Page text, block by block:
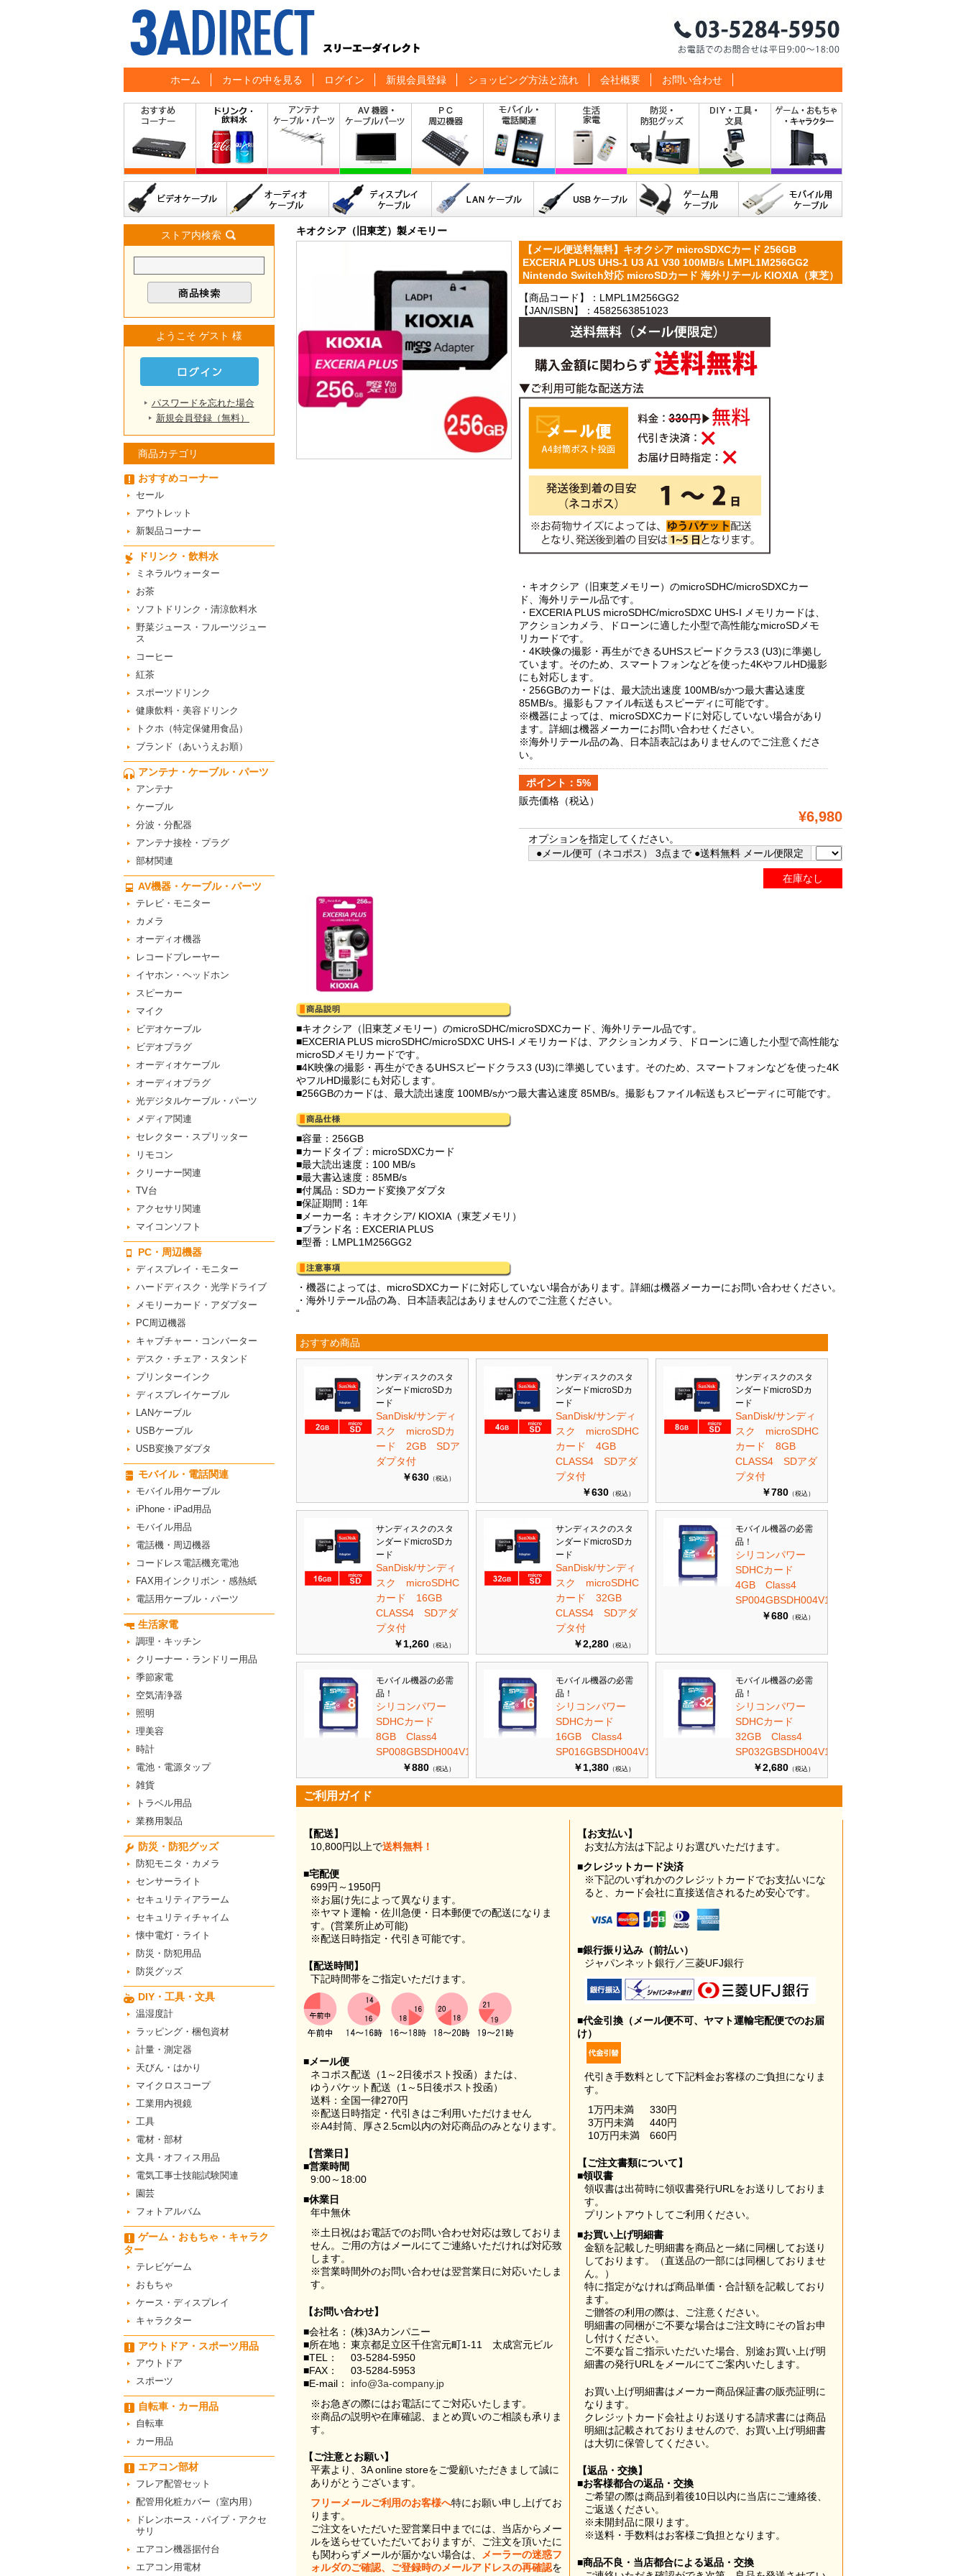
ホーム カートの中を見る ログイン 新規会員登録 ショッピング方法と流れ 会社概要 お問い合わせ
ストア内検索
ようこそ ゲスト 様
パスワードを忘れた場合
新規会員登録（無料）
商品カテゴリ
おすすめコーナー
セール
アウトレット
新製品コーナー
ドリンク・飲料水
ミネラルウォーター
お茶
ソフトドリンク・清涼飲料水
野菜ジュース・フルーツジュー
ス
コーヒー
紅茶
スポーツドリンク
健康飲料・美容ドリンク
トクホ（特定保健用食品）
ブランド（あいうえお順）
アンテナ・ケーブル・パーツ
アンテナ
ケーブル
分波・分配器
アンテナ接栓・プラグ
部材関連
AV機器・ケーブル・パーツ
テレビ・モニター
カメラ
オーディオ機器
レコードプレーヤー
イヤホン・ヘッドホン
スピーカー
マイク
ビデオケーブル
ビデオプラグ
オーディオケーブル
オーディオプラグ
光デジタルケーブル・パーツ
メディア関連
セレクター・スプリッター
リモコン
クリーナー関連
TV台
アクセサリ関連
マイコンソフト
PC・周辺機器
ディスプレイ・モニター
ハードディスク・光学ドライブ
メモリーカード・アダプター
PC周辺機器
キャプチャー・コンバーター
デスク・チェア・スタンド
プリンターインク
ディスプレイケーブル
LANケーブル
USBケーブル
USB変換アダプタ
モバイル・電話関連
モバイル用ケーブル
iPhone・iPad用品
モバイル用品
電話機・周辺機器
コードレス電話機充電池
FAX用インクリボン・感熱紙
電話用ケーブル・パーツ
生活家電
調理・キッチン
クリーナー・ランドリー用品
季節家電
空気清浄器
照明
理美容
時計
電池・電源タップ
雑貨
トラベル用品
業務用製品
防災・防犯グッズ
防犯モニタ・カメラ
センサーライト
セキュリティアラーム
セキュリティチャイム
懐中電灯・ライト
防災・防犯用品
防災グッズ
DIY・工具・文具
温湿度計
ラッピング・梱包資材
計量・測定器
天びん・はかり
マイクロスコープ
工業用内視鏡
工具
電材・部材
文具・オフィス用品
電気工事士技能試験関連
園芸
フォトアルバム
ゲーム・おもちゃ・キャラク
ター
テレビゲーム
おもちゃ
ケース・ディスプレイ
キャラクター
アウトドア・スポーツ用品
アウトドア
スポーツ
自転車・カー用品
自転車
カー用品
エアコン部材
フレア配管セット
配管用化粧カバー（室内用）
ドレンホース・パイプ・アクセ
サリ
エアコン機器据付台
エアコン用電材
キオクシア（旧東芝）製メモリー
【メール便送料無料】キオクシア microSDXCカード 256GB
EXCERIA PLUS UHS-1 U3 A1 V30 100MB/s LMPL1M256GG2
Nintendo Switch対応 microSDカード 海外リテール KIOXIA（東芝）
【商品コード】：LMPL1M256GG2
【JAN/ISBN】：4582563851023
・キオクシア（旧東芝メモリー）のmicroSDHC/microSDXCカー
ド、海外リテール品です。
・EXCERIA PLUS microSDHC/microSDXC UHS-I メモリカードは、
アクションカメラ、ドローンに適した小型で高性能なmicroSDメモ
リカードです。
・4K映像の撮影・再生ができるUHSスピードクラス3 (U3)に準拠し
ています。そのため、スマートフォンなどを使った4KやフルHD撮影
にも対応します。
・256GBのカードは、最大読出速度 100MB/sかつ最大書込速度
85MB/s。撮影もファイル転送もスピーディに可能です。
※機器によっては、microSDXCカードに対応していない場合があり
ます。詳細は機器メーカーにお問い合わせください。
※海外リテール品の為、日本語表記はありませんのでご注意くださ
い。
ポイント：5%
販売価格 （税込）
¥6,980
オプションを指定してください。
●メール便可（ネコポス） 3点まで ●送料無料 メール便限定
在庫なし
■キオクシア（旧東芝メモリー）のmicroSDHC/microSDXCカード、海外リテール品です。
■EXCERIA PLUS microSDHC/microSDXC UHS-I メモリカードは、アクションカメラ、ドローンに適した小型で高性能な
microSDメモリカードです。
■4K映像の撮影・再生ができるUHSスピードクラス3 (U3)に準拠しています。そのため、スマートフォンなどを使った4K
やフルHD撮影にも対応します。
■256GBのカードは、最大読出速度 100MB/sかつ最大書込速度 85MB/s。撮影もファイル転送もスピーディに可能です。
■容量：256GB
■カードタイプ：microSDXCカード
■最大読出速度：100 MB/s
■最大書込速度：85MB/s
■付属品：SDカード変換アダプタ
■保証期間：1年
■メーカー名：キオクシア/ KIOXIA（東芝メモリ）
■ブランド名：EXCERIA PLUS
■型番：LMPL1M256GG2
・機器によっては、microSDXCカードに対応していない場合があります。詳細は機器メーカーにお問い合わせください。
・海外リテール品の為、日本語表記はありませんのでご注意ください。
“
おすすめ商品
サンディスクのスタ
ンダードmicroSDカ
ード
SanDisk/サンディ
スク microSDカ
ード 2GB SDア
ダプタ付
￥630 （税込）
サンディスクのスタ
ンダードmicroSDカ
ード
SanDisk/サンディ
スク microSDHC
カード 4GB
CLASS4 SDアダ
プタ付
￥630 （税込）
サンディスクのスタ
ンダードmicroSDカ
ード
SanDisk/サンディ
スク microSDHC
カード 8GB
CLASS4 SDアダ
プタ付
￥780 （税込）
サンディスクのスタ
ンダードmicroSDカ
ード
SanDisk/サンディ
スク microSDHC
カード 16GB
CLASS4 SDアダ
プタ付
￥1,260 （税込）
サンディスクのスタ
ンダードmicroSDカ
ード
SanDisk/サンディ
スク microSDHC
カード 32GB
CLASS4 SDアダ
プタ付
￥2,280 （税込）
モバイル機器の必需
品！
シリコンパワー
SDHCカード
4GB Class4
SP004GBSDH004V10
￥680 （税込）
モバイル機器の必需
品！
シリコンパワー
SDHCカード
8GB Class4
SP008GBSDH004V10
￥880 （税込）
モバイル機器の必需
品！
シリコンパワー
SDHCカード
16GB Class4
SP016GBSDH004V10
￥1,380 （税込）
モバイル機器の必需
品！
シリコンパワー
SDHCカード
32GB Class4
SP032GBSDH004V10
￥2,680 （税込）
ご利用ガイド
【配送】
10,800円以上で送料無料！
■宅配便
699円～1950円
※お届け先によって異なります。
※ヤマト運輸・佐川急便・日本郵便での配送になりま
す。(営業所止め可能)
※配送日時指定・代引き可能です。
【配送時間】
下記時間帯をご指定いただけます。
■メール便
ネコポス配送（1～2日後ポスト投函）または、
ゆうパケット配送（1～5日後ポスト投函）
送料：全国一律270円
※配送日時指定・代引きはご利用いただけません
※A4封筒、厚さ2.5cm以内の対応商品のみとなります。
【営業日】
■営業時間
9:00～18:00
■休業日
年中無休
※土日祝はお電話でのお問い合わせ対応は致しておりま
せん。ご用の方はメールにてご連絡いただければ対応致
します。
※営業時間外のお問い合わせは翌営業日に対応いたしま
す。
【お問い合わせ】
■会社名： (株)3Aカンパニー
■所在地： 東京都足立区千住宮元町1-11 太成宮元ビル
■TEL：
03-5284-5950
■FAX：
03-5284-5953
■E-mail：
info@3a-company.jp
※お急ぎの際にはお電話にてご対応いたします。
※商品の説明や在庫確認、まとめ買いのご相談も承りま
す。
【ご注意とお願い】
平素より、3A online storeをご愛顧いただきまして誠に
ありがとうございます。
フリーメールご利用のお客様へ特にお願い申し上げてお
ります。
ご注文をいただいた翌営業日中までには、当店からメー
ルを送らせていただいておりますが、ご注文を頂いたに
も関わらずメールが届かない場合は、
メーラーの迷惑フ
ォルダのご確認、ご登録時のメールアドレスの再確認を
【お支払い】
お支払方法は下記よりお選びいただけます。
■クレジットカード決済
※下記のいずれかのクレジットカードでお支払いにな
ると、カード会社に直接送信されるため安心です。
■銀行振り込み（前払い）
ジャパンネット銀行／三菱UFJ銀行
■代金引換（メール便不可、ヤマト運輸宅配便でのお届
け）
代引き手数料として下記料金お客様のご負担になりま
す。
1万円未満
330円
3万円未満
440円
10万円未満
660円
【ご注文書類について】
■領収書
領収書は出荷時に領収書発行URLをお送りしておりま
す。
プリントアウトしてご利用ください。
■お買い上げ明細書
金額を記載した明細書を商品と一緒に同梱してお送り
しております。（直送品の一部には同梱しておりませ
ん。）
特に指定がなければ商品単価・合計額を記載しており
ます。
ご贈答の利用の際は、ご注意ください。
明細書の同梱がご不要な場合はご注文時にその旨お申
し付けください。
ご不要な旨ご指示いただいた場合、別途お買い上げ明
細書の発行URLをメールにてご案内いたします。
お買い上げ明細書はメーカー商品保証書の販売証明に
なります。
クレジットカード会社よりお送りする請求書には商品
明細は記載されておりませんので、お買い上げ明細書
は大切に保管してください。
【返品・交換】
■お客様都合の返品・交換
ご希望の際は商品到着後10日以内に当店にご連絡後、
ご返送ください。
※未開封品に限ります。
※送料・手数料はお客様ご負担となります。
■商品不良・当店都合による返品・交換